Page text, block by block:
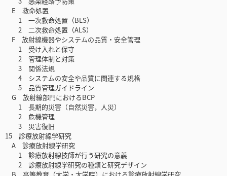
E 救命処置
1 一次救命処置（BLS）
2 二次救命処置（ALS）
F 放射線機器やシステムの品質・安全管理
1 受け入れと保守
2 管理体制と対策
3 関係法規
4 システムの安全や品質に関連する規格
5 品質管理ガイドライン
G 放射線部門におけるBCP
1 長期的災害（自然災害，人災）
2 危機管理
3 災害復旧
15 診療放射線学研究
A 診療放射線学研究
1 診療放射線技師が行う研究の意義
2 診療放射線学研究の種類と研究デザイン